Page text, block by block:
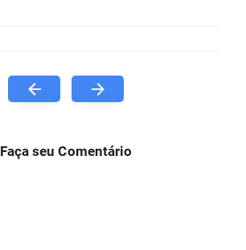
Faça seu Comentário